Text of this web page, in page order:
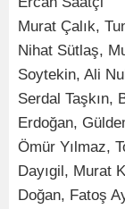
Murat Çalık,
Nihat Sütlaş,
Soytekin, Ali
Serdal Taşkın,
Erdoğan,
Ömür Yılmaz,
Dayıgil, Murat
Doğan, Fatoş